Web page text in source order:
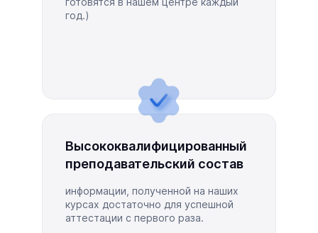
год.)
Высококвалифицированный
преподавательский состав
информации, полученной на наших
курсах достаточно для успешной
аттестации с первого раза.